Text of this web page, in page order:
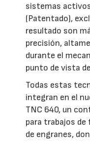
sistemas
(Patentado),
resultado son
precisión,
durante el
punto de vista
Todas estas
integran en el
TNC 640, un
para trabajos
de engranes,